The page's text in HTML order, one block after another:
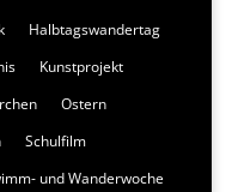
Halbtagswandertag
Kunstprojekt
Ostern
Schulfilm
und Wanderwoche